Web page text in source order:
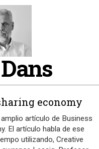
Dans
economy
artículo de Business
El artículo habla de ese
utilizando, Creative